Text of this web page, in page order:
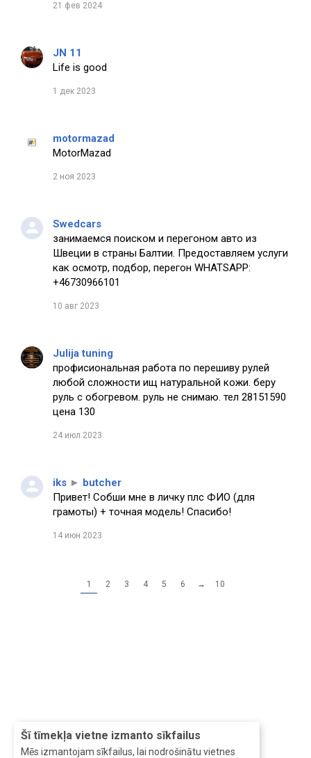
Šī tīmekļa vietne izmanto sīkfailus
Mēs izmantojam sīkfailus, lai nodrošinātu vietnes
21 фев 2024
JN 11
Life is good
1 дек 2023
motormazad
MotorMazad
2 ноя 2023
Swedcars
занимаемся поиском и перегоном авто из
Швеции в страны Балтии. Предоставляем услуги
как осмотр, подбор, перегон WHATSAPP:
+46730966101
10 авг 2023
Julija tuning
профисиональная работа по перешиву рулей
любой сложности ищ натуральной кожи. беру
руль с обогревом. руль не снимаю. тел 28151590
цена 130
24 июл 2023
iks ► butcher
Привет! Собши мне в личку плс ФИО (для
грамоты) + точная модель! Спасибо!
14 июн 2023
1 2 3 4 5 6 → 10